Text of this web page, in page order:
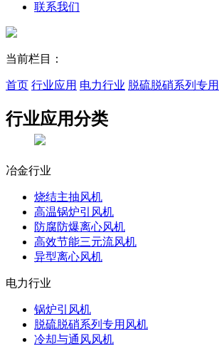
联系我们
当前栏目：
首页 行业应用 电力行业 脱硫脱硝系列专
行业应用分类
冶金行业
烧结主抽风机
高温锅炉引风机
防腐防爆离心风机
高效节能三元流风机
异型离心风机
电力行业
锅炉引风机
脱硫脱硝系列专用风机
冷却与通风风机